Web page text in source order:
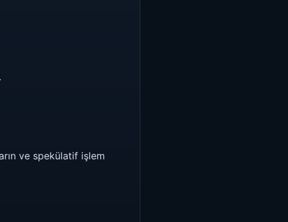
ve spekülatif işlem